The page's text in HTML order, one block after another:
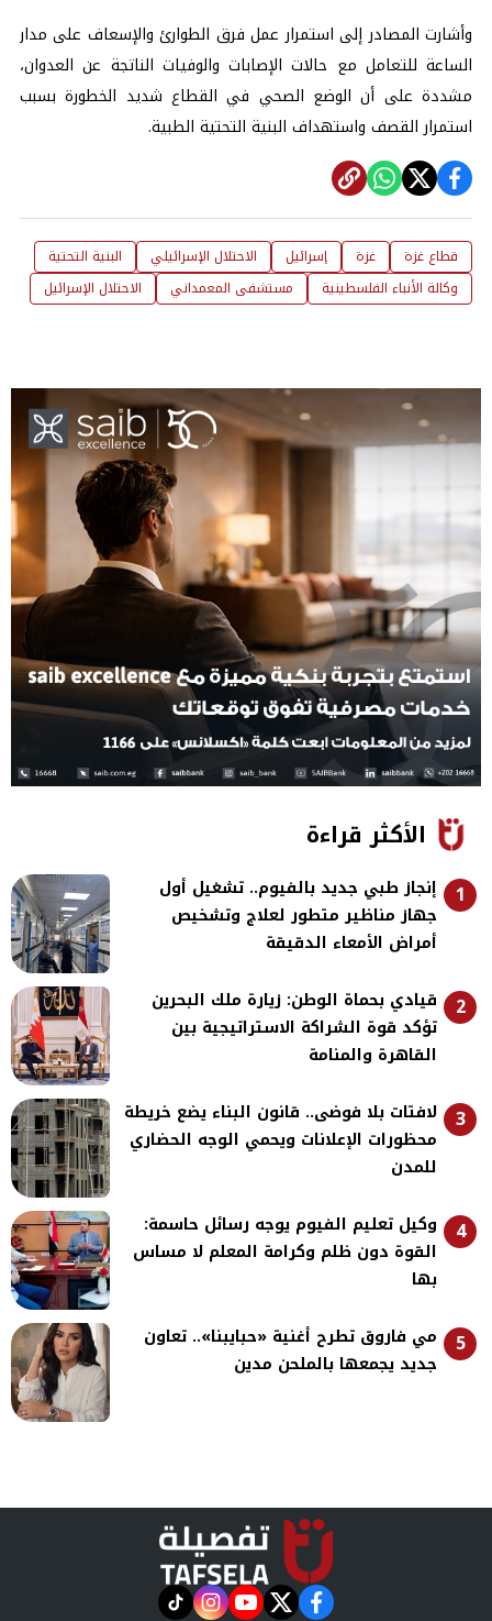
وأشارت المصادر إلى استمرار عمل فرق الطوارئ والإسعاف على مدار
الساعة للتعامل مع حالات الإصابات والوفيات الناتجة عن العدوان،
مشددة على أن الوضع الصحي في القطاع شديد الخطورة بسبب
استمرار القصف واستهداف البنية التحتية الطبية.
قطاع غزة غزة إسرائيل الاحتلال الإسرائيلي
البنية التحتية
وكالة الأنباء الفلسطينية
مستشفى المعمداني الاحتلال الإسرائيل
الأكثر قراءة
1
إنجاز طبي جديد بالفيوم.. تشغيل أول
جهاز مناظير متطور لعلاج وتشخيص
أمراض الأمعاء الدقيقة
2
قيادي بحماة الوطن: زيارة ملك البحرين
تؤكد قوة الشراكة الاستراتيجية بين
القاهرة والمنامة
3
لافتات بلا فوضى.. قانون البناء يضع خريطة
محظورات الإعلانات ويحمي الوجه الحضاري
للمدن
4
وكيل تعليم الفيوم يوجه رسائل حاسمة:
القوة دون ظلم وكرامة المعلم لا مساس
بها
5
مي فاروق تطرح أغنية «حبايبنا».. تعاون
جديد يجمعها بالملحن مدين
facebook
twitter
youtube
instagram
tiktok